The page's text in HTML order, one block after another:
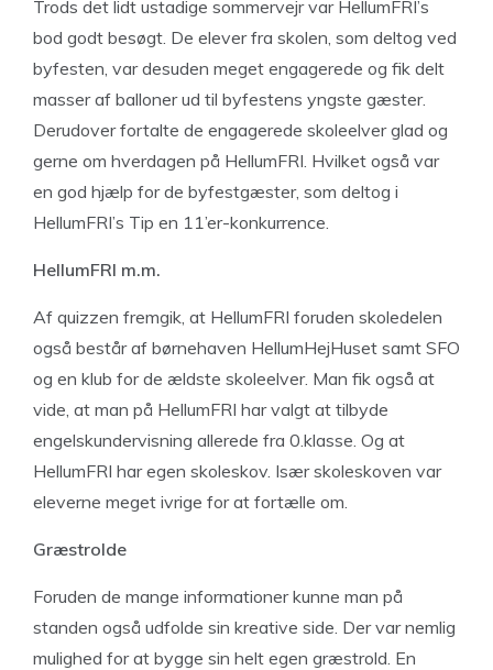
Trods det lidt ustadige sommervejr var HellumFRI’s
bod godt besøgt. De elever fra skolen, som deltog ved
byfesten, var desuden meget engagerede og fik delt
masser af balloner ud til byfestens yngste gæster.
Derudover fortalte de engagerede skoleelver glad og
gerne om hverdagen på HellumFRI. Hvilket også var
en god hjælp for de byfestgæster, som deltog i
HellumFRI’s Tip en 11’er-konkurrence.
HellumFRI m.m.
Af quizzen fremgik, at HellumFRI foruden skoledelen
også består af børnehaven HellumHejHuset samt SFO
og en klub for de ældste skoleelver. Man fik også at
vide, at man på HellumFRI har valgt at tilbyde
engelskundervisning allerede fra 0.klasse. Og at
HellumFRI har egen skoleskov. Især skoleskoven var
eleverne meget ivrige for at fortælle om.
Græstrolde
Foruden de mange informationer kunne man på
standen også udfolde sin kreative side. Der var nemlig
mulighed for at bygge sin helt egen græstrold. En